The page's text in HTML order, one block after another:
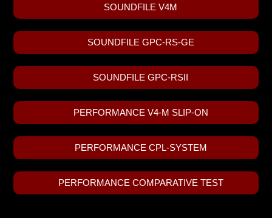
SOUNDFILE V4M
SOUNDFILE GPC-RS-GE
SOUNDFILE GPC-RSII
PERFORMANCE V4-M SLIP-ON
PERFORMANCE CPL-SYSTEM
PERFORMANCE COMPARATIVE TEST